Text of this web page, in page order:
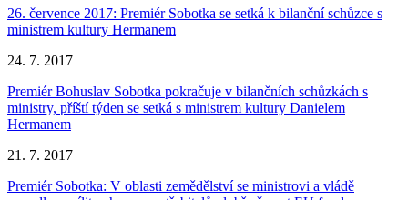
26. července 2017: Premiér Sobotka se setká k bilanční schůzce s
ministrem kultury Hermanem
24. 7. 2017
Premiér Bohuslav Sobotka pokračuje v bilančních schůzkách s
ministry, příští týden se setká s ministrem kultury Danielem
Hermanem
21. 7. 2017
Premiér Sobotka: V oblasti zemědělství se ministrovi a vládě